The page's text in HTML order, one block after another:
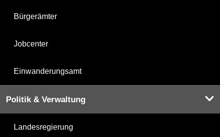
Bürgerämter
Jobcenter
Einwanderungsamt
Politik & Verwaltung
Landesregierung